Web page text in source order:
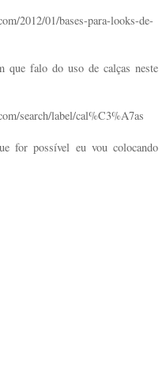
2012/01/bases-para-looks-de-
que falo do uso de calças neste
search/label/cal%C3%A7as
for possível eu vou colocando